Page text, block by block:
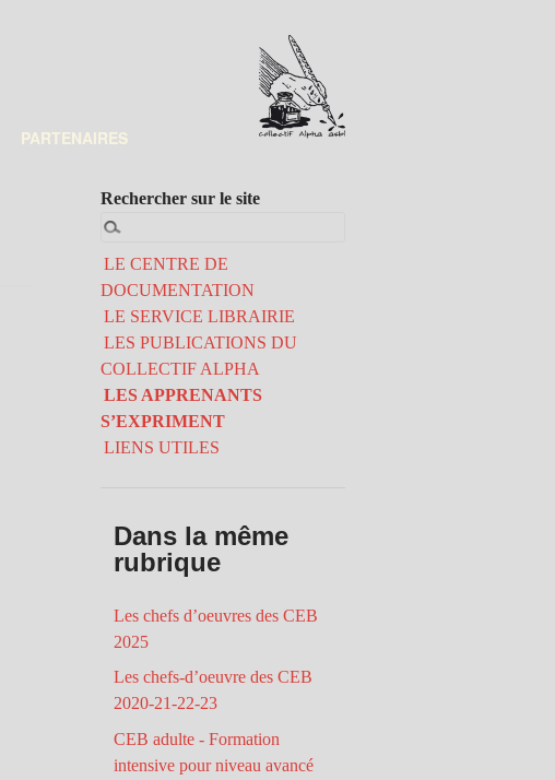
PARTENAIRES
LE CENTRE DE
DOCUMENTATION
LE SERVICE LIBRAIRIE
LES PUBLICATIONS DU
COLLECTIF ALPHA
LES APPRENANTS
S’EXPRIMENT
LIENS UTILES
Rechercher sur le site
Dans la même
rubrique
Les chefs d’oeuvres des CEB
2025
Les chefs-d’oeuvre des CEB
2020-21-22-23
CEB adulte - Formation
intensive pour niveau avancé